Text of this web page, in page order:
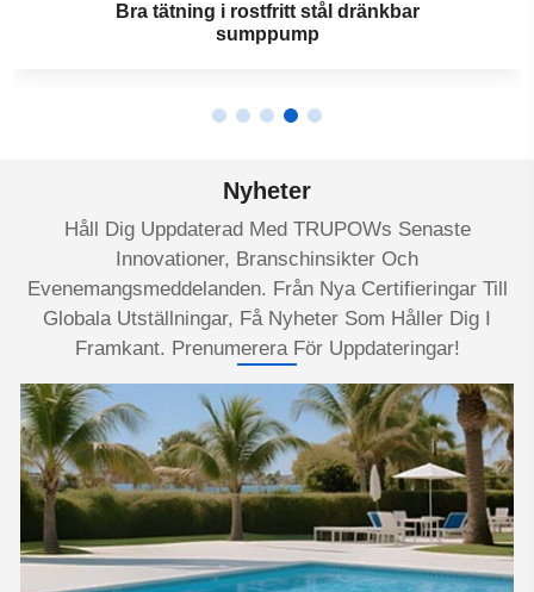
Bra tätning i rostfritt stål dränkbar
sumppump
Nyheter
Håll Dig Uppdaterad Med TRUPOWs Senaste
Innovationer, Branschinsikter Och
Evenemangsmeddelanden. Från Nya Certifieringar Till
Globala Utställningar, Få Nyheter Som Håller Dig I
Framkant. Prenumerera För Uppdateringar!